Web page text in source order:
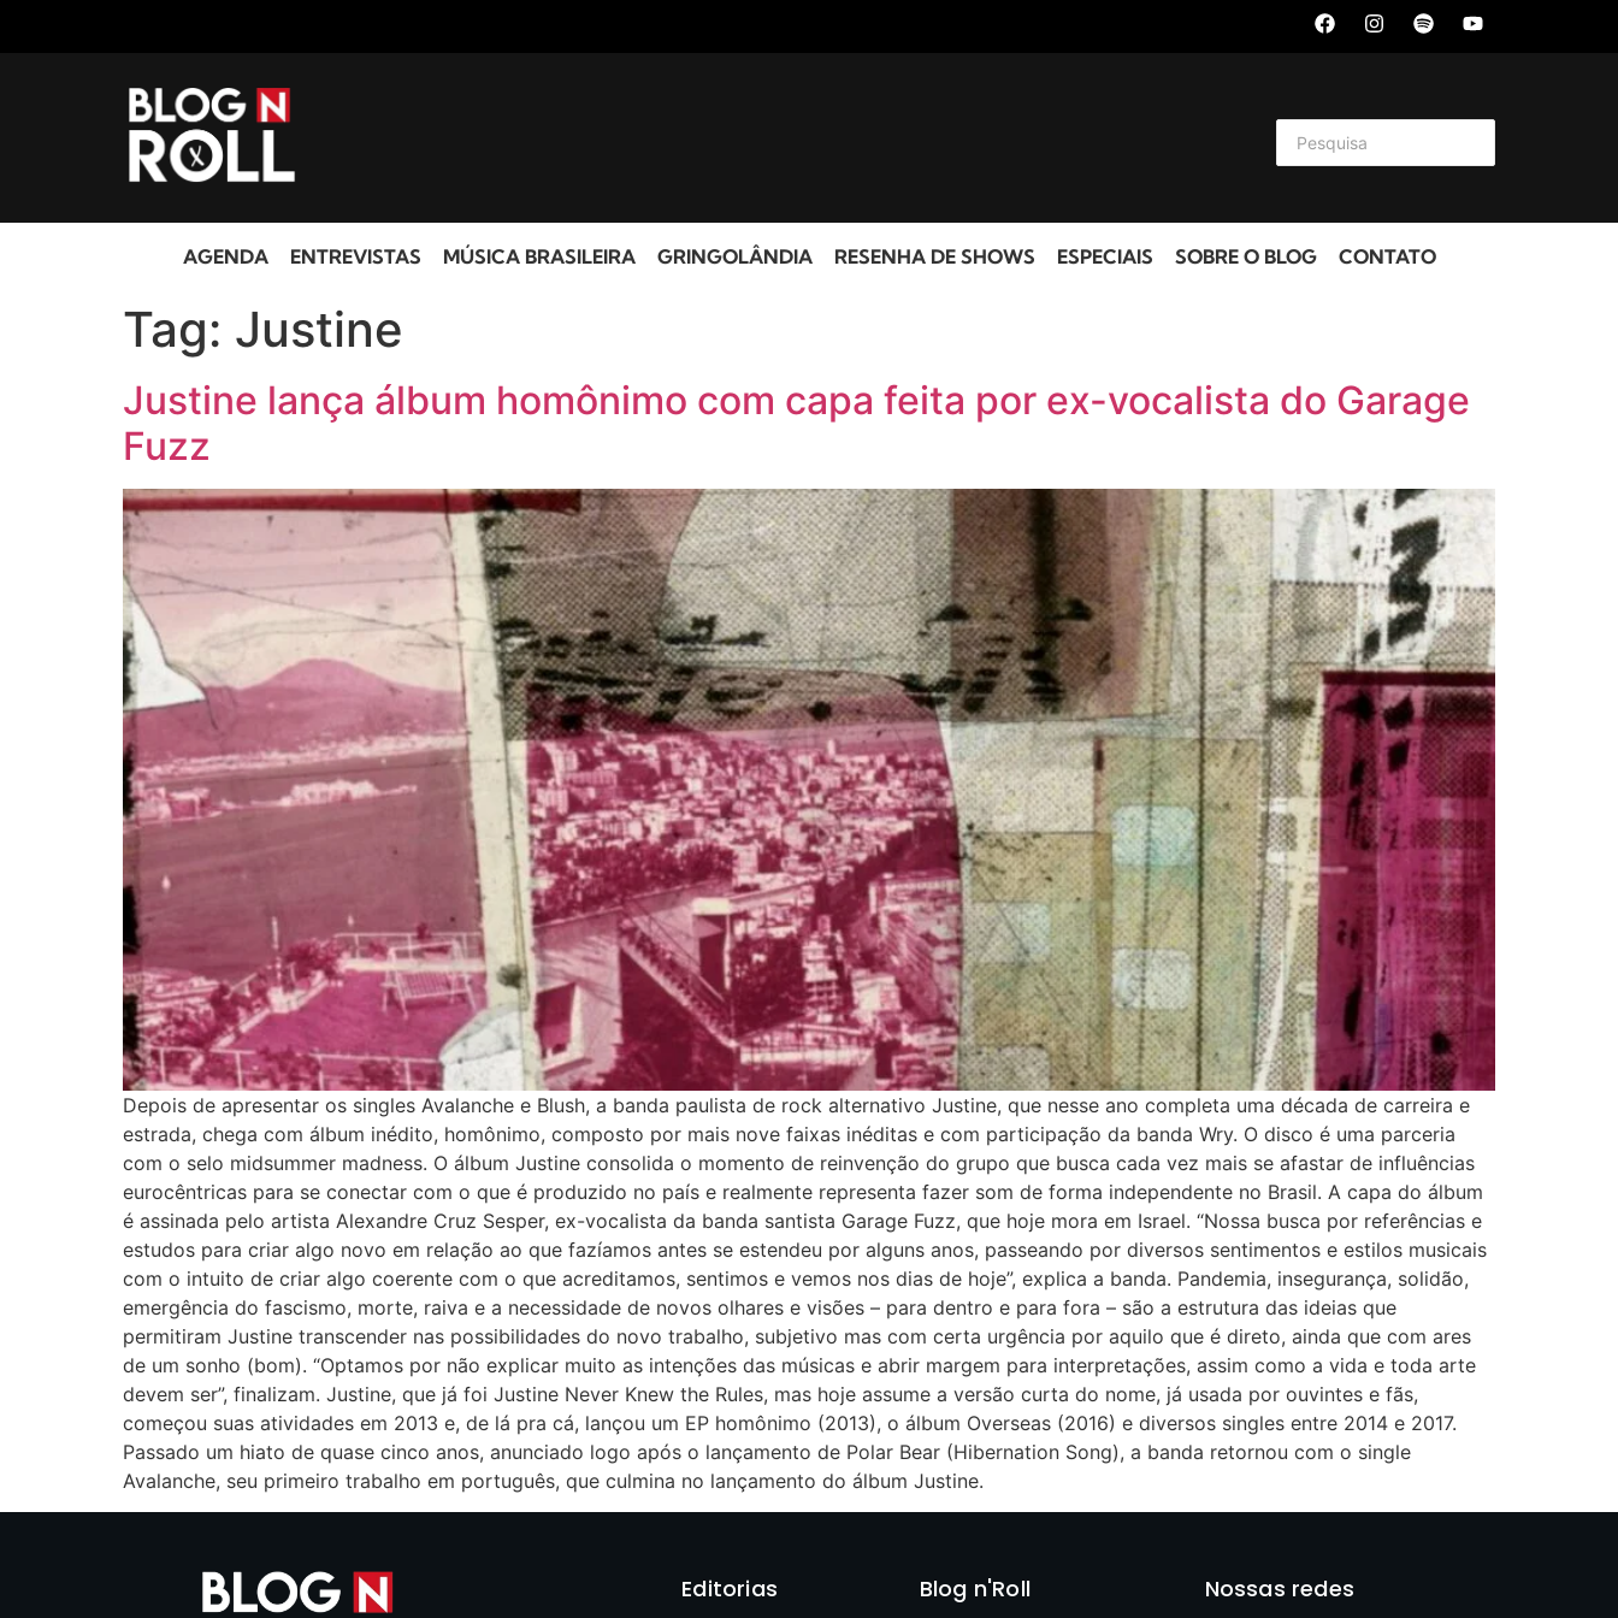
AGENDA ENTREVISTAS MÚSICA BRASILEIRA GRINGOLÂNDIA RESENHA DE SHOWS ESPECIAIS SOBRE O BLOG CONTATO
Tag: Justine
Justine lança álbum homônimo com capa feita por ex-vocalista do Garage
Fuzz
Depois de apresentar os singles Avalanche e Blush, a banda paulista de rock alternativo Justine, que nesse ano completa uma década de carreira e
estrada, chega com álbum inédito, homônimo, composto por mais nove faixas inéditas e com participação da banda Wry. O disco é uma parceria
com o selo midsummer madness. O álbum Justine consolida o momento de reinvenção do grupo que busca cada vez mais se afastar de influências
eurocêntricas para se conectar com o que é produzido no país e realmente representa fazer som de forma independente no Brasil. A capa do álbum
é assinada pelo artista Alexandre Cruz Sesper, ex-vocalista da banda santista Garage Fuzz, que hoje mora em Israel. “Nossa busca por referências e
estudos para criar algo novo em relação ao que fazíamos antes se estendeu por alguns anos, passeando por diversos sentimentos e estilos musicais
com o intuito de criar algo coerente com o que acreditamos, sentimos e vemos nos dias de hoje”, explica a banda. Pandemia, insegurança, solidão,
emergência do fascismo, morte, raiva e a necessidade de novos olhares e visões – para dentro e para fora – são a estrutura das ideias que
permitiram Justine transcender nas possibilidades do novo trabalho, subjetivo mas com certa urgência por aquilo que é direto, ainda que com ares
de um sonho (bom). “Optamos por não explicar muito as intenções das músicas e abrir margem para interpretações, assim como a vida e toda arte
devem ser”, finalizam. Justine, que já foi Justine Never Knew the Rules, mas hoje assume a versão curta do nome, já usada por ouvintes e fãs,
começou suas atividades em 2013 e, de lá pra cá, lançou um EP homônimo (2013), o álbum Overseas (2016) e diversos singles entre 2014 e 2017.
Passado um hiato de quase cinco anos, anunciado logo após o lançamento de Polar Bear (Hibernation Song), a banda retornou com o single
Avalanche, seu primeiro trabalho em português, que culmina no lançamento do álbum Justine.
Editorias Blog n'Roll Nossas redes